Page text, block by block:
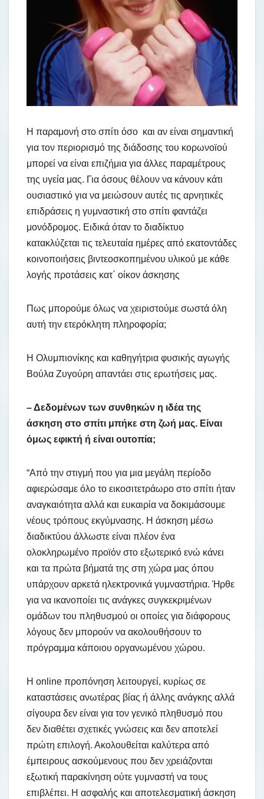
Η παραμονή στο σπίτι όσο και αν είναι σημαντική
για τον περιορισμό της διάδοσης του κορωνοϊού
μπορεί να είναι επιζήμια για άλλες παραμέτρους
της υγεία μας. Για όσους θέλουν να κάνουν κάτι
ουσιαστικό για να μειώσουν αυτές τις αρνητικές
επιδράσεις η γυμναστική στο σπίτι φαντάζει
μονόδρομος. Ειδικά όταν το διαδίκτυο
κατακλύζεται τις τελευταία ημέρες από εκατοντάδες
κοινοποιήσεις βιντεοσκοπημένου υλικού με κάθε
λογής προτάσεις κατ΄ οίκον άσκησης
Πως μπορούμε όλως να χειριστούμε σωστά όλη
αυτή την ετερόκλητη πληροφορία;
Η Ολυμπιονίκης και καθηγήτρια φυσικής αγωγής
Βούλα Ζυγούρη απαντάει στις ερωτήσεις μας.
– Δεδομένων των συνθηκών η ιδέα της
άσκηση στο σπίτι μπήκε στη ζωή μας. Είναι
όμως εφικτή ή είναι ουτοπία;
“Από την στιγμή που για μια μεγάλη περίοδο
αφιερώσαμε όλο το εικοσιτετράωρο στο σπίτι ήταν
αναγκαιότητα αλλά και ευκαιρία να δοκιμάσουμε
νέους τρόπους εκγύμνασης. Η άσκηση μέσω
διαδικτύου άλλωστε είναι πλέον ένα
ολοκληρωμένο προϊόν στο εξωτερικό ενώ κάνει
και τα πρώτα βήματά της στη χώρα μας όπου
υπάρχουν αρκετά ηλεκτρονικά γυμναστήρια. Ήρθε
για να ικανοποίει τις ανάγκες συγκεκριμένων
ομάδων του πληθυσμού οι οποίες για διάφορους
λόγους δεν μπορούν να ακολουθήσουν το
πρόγραμμα κάποιου οργανωμένου χώρου.
Η online προπόνηση λειτουργεί, κυρίως σε
καταστάσεις ανωτέρας βίας ή άλλης ανάγκης αλλά
σίγουρα δεν είναι για τον γενικό πληθυσμό που
δεν διαθέτει σχετικές γνώσεις και δεν αποτελεί
πρώτη επιλογή. Ακολουθείται καλύτερα από
έμπειρους ασκούμενους που δεν χρειάζονται
εξωτική παρακίνηση ούτε γυμναστή να τους
επιβλέπει. Η ασφαλής και αποτελεσματική άσκηση